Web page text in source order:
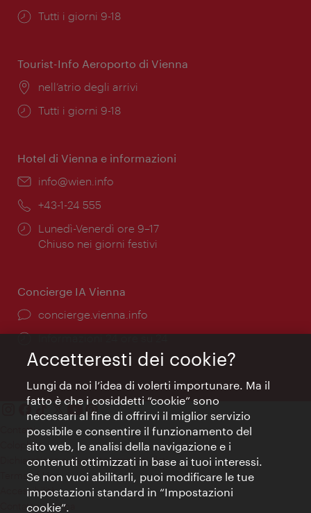
Orari
Tutti i giorni 9-18
Tourist-Info Aeroporto di Vienna
Posizione:
nell’atrio degli arrivi
Orari
Tutti i giorni 9-18
Hotel di Vienna e informazioni
Email:
info@wien.info
Telefono:
+43-1-24 555
Orari
di
Lunedì-Venerdì ore 9–17
Chiuso nei giorni festivi
Concierge IA Vienna
Ort:
concierge.vienna.info
Öffnungszeiten:
Informazioni 24 ore su 24
Contatti
Colophon
Dichiarazione sulla protezione dei dati
Terms of Use
Accessibilità
Contatto stampa
Accetteresti dei cookie?
Lungi da noi l’idea di volerti importunare. Ma il
fatto è che i cosiddetti “cookie” sono
necessari al fine di offrirvi il miglior servizio
possibile e consentire il funzionamento del
sito web, le analisi della navigazione e i
contenuti ottimizzati in base ai tuoi interessi.
Se non vuoi abilitarli, puoi modificare le tue
impostazioni standard in “Impostazioni
cookie”.